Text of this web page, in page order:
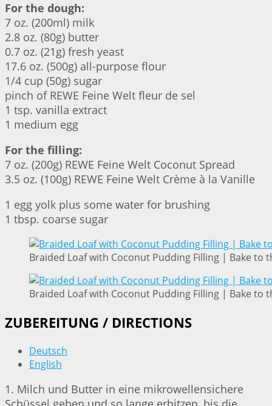
For the dough:
7 oz. (200ml) milk
2.8 oz. (80g) butter
0.7 oz. (21g) fresh yeast
17.6 oz. (500g) all-purpose flour
1/4 cup (50g) sugar
pinch of REWE Feine Welt fleur de sel
1 tsp. vanilla extract
1 medium egg
For the filling:
7 oz. (200g) REWE Feine Welt Coconut Spread
3.5 oz. (100g) REWE Feine Welt Crème à la Vanille
1 egg yolk plus some water for brushing
1 tbsp. coarse sugar
Braided Loaf with Coconut Pudding Filling | Bake to
Braided Loaf with Coconut Pudding Filling | Bake to
ZUBEREITUNG / DIRECTIONS
Deutsch
English
1. Milch und Butter in eine mikrowellensichere